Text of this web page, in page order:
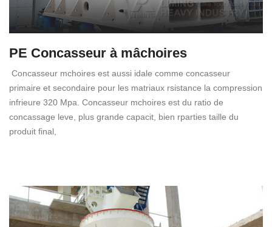
PE Concasseur à mâchoires
Concasseur mchoires est aussi idale comme concasseur
primaire et secondaire pour les matriaux rsistance la compression
infrieure 320 Mpa. Concasseur mchoires est du ratio de
concassage leve, plus grande capacit, bien rparties taille du
produit final,